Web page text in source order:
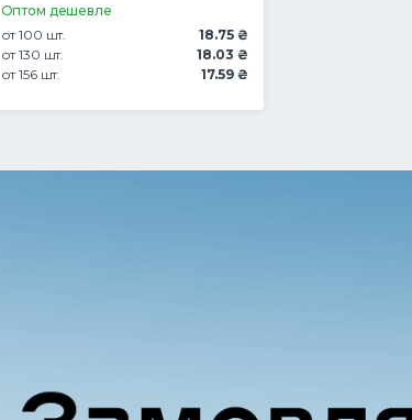
Оптом дешевле
от 100 шт.
18.75 ₴
от 130 шт.
18.03 ₴
от 156 шт.
17.59 ₴